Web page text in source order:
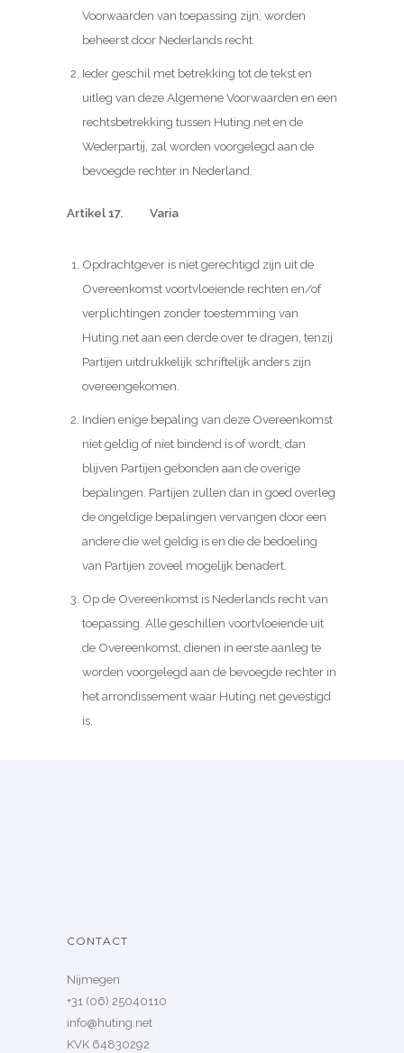
Voorwaarden van toepassing zijn, worden
beheerst door Nederlands recht.
Ieder geschil met betrekking tot de tekst en
uitleg van deze Algemene Voorwaarden en een
rechtsbetrekking tussen Huting.net en de
Wederpartij, zal worden voorgelegd aan de
bevoegde rechter in Nederland.
Artikel 17. Varia
Opdrachtgever is niet gerechtigd zijn uit de
Overeenkomst voortvloeiende rechten en/of
verplichtingen zonder toestemming van
Huting.net aan een derde over te dragen, tenzij
Partijen uitdrukkelijk schriftelijk anders zijn
overeengekomen.
Indien enige bepaling van deze Overeenkomst
niet geldig of niet bindend is of wordt, dan
blijven Partijen gebonden aan de overige
bepalingen. Partijen zullen dan in goed overleg
de ongeldige bepalingen vervangen door een
andere die wel geldig is en die de bedoeling
van Partijen zoveel mogelijk benadert.
Op de Overeenkomst is Nederlands recht van
toepassing. Alle geschillen voortvloeiende uit
de Overeenkomst, dienen in eerste aanleg te
worden voorgelegd aan de bevoegde rechter in
het arrondissement waar Huting.net gevestigd
is.
CONTACT
Nijmegen
+31 (06) 25040110
info@huting.net
KVK 64830292